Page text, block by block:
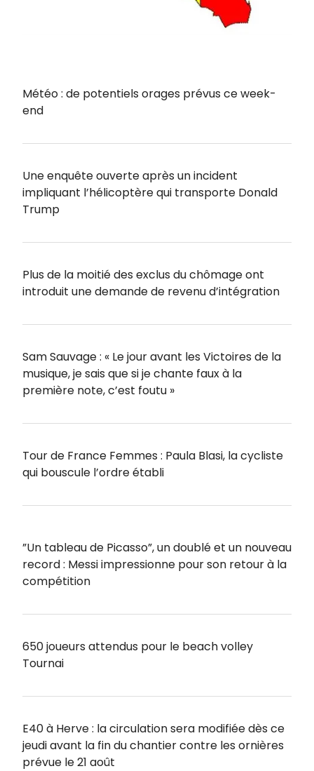
Météo : de potentiels orages prévus ce week-
end
Une enquête ouverte après un incident
impliquant l’hélicoptère qui transporte Donald
Trump
Plus de la moitié des exclus du chômage ont
introduit une demande de revenu d’intégration
Sam Sauvage : « Le jour avant les Victoires de la
musique, je sais que si je chante faux à la
première note, c’est foutu »
Tour de France Femmes : Paula Blasi, la cycliste
qui bouscule l’ordre établi
”Un tableau de Picasso”, un doublé et un nouveau
record : Messi impressionne pour son retour à la
compétition
650 joueurs attendus pour le beach volley
Tournai
E40 à Herve : la circulation sera modifiée dès ce
jeudi avant la fin du chantier contre les ornières
prévue le 21 août